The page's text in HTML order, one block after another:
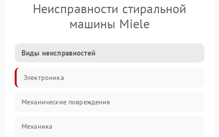
Неисправности стиральной
машины Miele
Виды неисправностей
Электроника
Механические повреждения
Механика